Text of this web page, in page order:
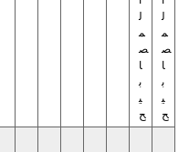
ل
م
ص
ا
ب
ي
ح
ل
م
ص
ا
ب
ي
ح